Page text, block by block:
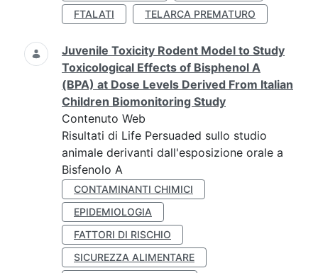
FTALATI
TELARCA PREMATURO
Juvenile Toxicity Rodent Model to Study
Toxicological Effects of Bisphenol A
(BPA) at Dose Levels Derived From Italian
Children Biomonitoring Study
Contenuto Web
Risultati di Life Persuaded sullo studio
animale derivanti dall'esposizione orale a
Bisfenolo A
CONTAMINANTI CHIMICI
EPIDEMIOLOGIA
FATTORI DI RISCHIO
SICUREZZA ALIMENTARE